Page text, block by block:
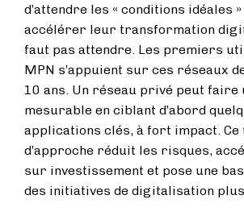
d’attendre les « conditions idéales
accélérer leur transformation
faut pas attendre. Les premiers
MPN s’appuient sur ces réseaux
10 ans. Un réseau privé peut faire
mesurable en ciblant d’abord
applications clés, à fort impact. Ce
d’approche réduit les risques,
sur investissement et pose une
des initiatives de digitalisation